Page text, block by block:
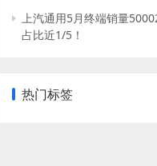
上汽通用5月终端销量
占比近1/5！
热门标签